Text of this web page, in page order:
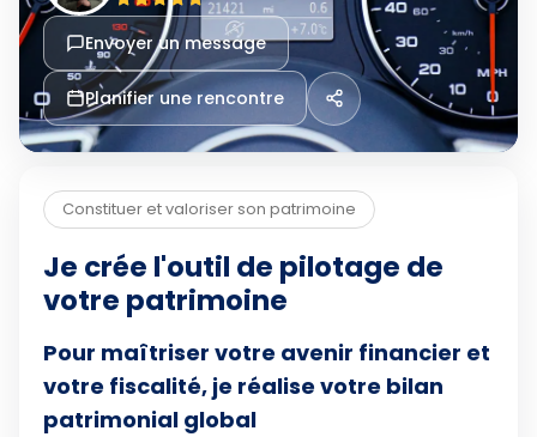
Envoyer un message
Planifier une rencontre
Constituer et valoriser son patrimoine
Je crée l'outil de pilotage de
votre patrimoine
Pour maîtriser votre avenir financier et
votre fiscalité, je réalise votre bilan
patrimonial global